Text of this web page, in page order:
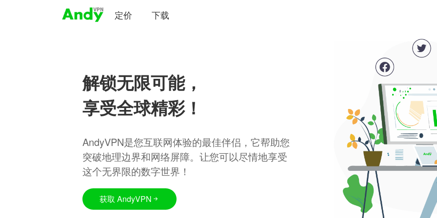
定价 下载
解锁无限可能，
享受全球精彩！
AndyVPN是您互联网体验的最佳伴侣，它帮助您
突破地理边界和网络屏障。让您可以尽情地享受
这个无界限的数字世界！
获取 AndyVPN